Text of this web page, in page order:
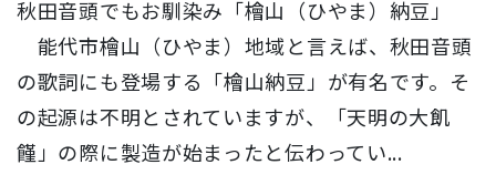
秋田音頭でもお馴染み「檜山（ひやま）納豆」
能代市檜山（ひやま）地域と言えば、秋田音頭
の歌詞にも登場する「檜山納豆」が有名です。そ
の起源は不明とされていますが、「天明の大飢
饉」の際に製造が始まったと伝わってい...